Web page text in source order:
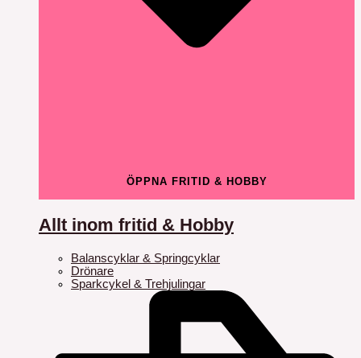
ÖPPNA FRITID & HOBBY
Allt inom fritid & Hobby
Balanscyklar & Springcyklar
Drönare
Sparkcykel & Trehjulingar